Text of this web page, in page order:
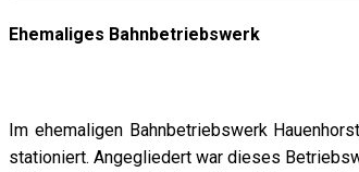
Ehemaliges Bahnbetriebswerk
Im ehemaligen Bahnbetriebswerk
stationiert. Angegliedert war dieses